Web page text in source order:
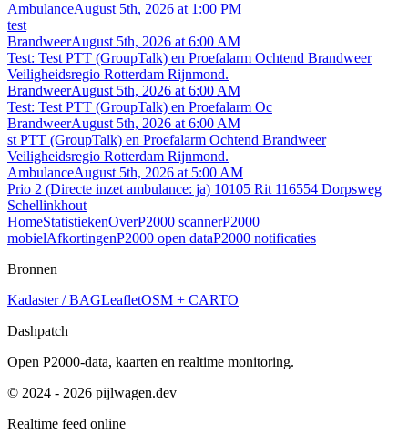
AmbulanceAugust 5th, 2026 at 1:00 PM
test
BrandweerAugust 5th, 2026 at 6:00 AM
Test: Test PTT (GroupTalk) en Proefalarm Ochtend Brandweer
Veiligheidsregio Rotterdam Rijnmond.
BrandweerAugust 5th, 2026 at 6:00 AM
Test: Test PTT (GroupTalk) en Proefalarm Oc
BrandweerAugust 5th, 2026 at 6:00 AM
st PTT (GroupTalk) en Proefalarm Ochtend Brandweer
Veiligheidsregio Rotterdam Rijnmond.
AmbulanceAugust 5th, 2026 at 5:00 AM
Prio 2 (Directe inzet ambulance: ja) 10105 Rit 116554 Dorpsweg
Schellinkhout
HomeStatistiekenOverP2000 scannerP2000
mobielAfkortingenP2000 open dataP2000 notificaties
Bronnen
Kadaster / BAGLeafletOSM + CARTO
Dashpatch
Open P2000-data, kaarten en realtime monitoring.
© 2024 - 2026 pijlwagen.dev
Realtime feed online